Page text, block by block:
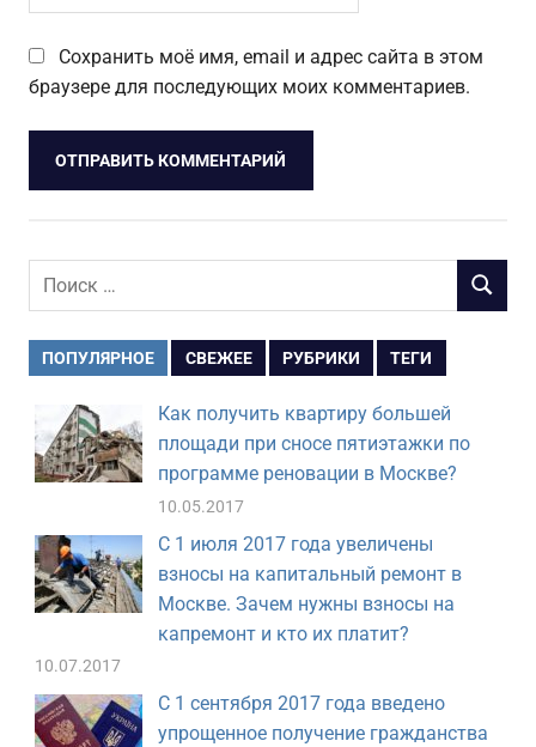
Сохранить моё имя, email и адрес сайта в этом
браузере для последующих моих комментариев.
Поиск
ПОИСК
ПОПУЛЯРНОЕ СВЕЖЕЕ РУБРИКИ ТЕГИ
Как получить квартиру большей
площади при сносе пятиэтажки по
программе реновации в Москве?
10.05.2017
С 1 июля 2017 года увеличены
взносы на капитальный ремонт в
Москве. Зачем нужны взносы на
капремонт и кто их платит?
10.07.2017
С 1 сентября 2017 года введено
упрощенное получение гражданства